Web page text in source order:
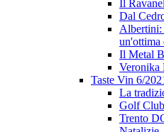
Il
Dal
Albertini:
un'ottima
Il Metal
Veronika
Taste Vin 6/
La
Golf
Trento